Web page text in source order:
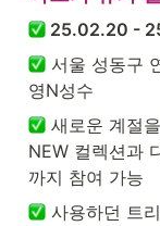
25.02.20 -
서울 성동구
영N성수
새로운 계절
NEW 컬렉션과
까지 참여 가능
사용하던 트